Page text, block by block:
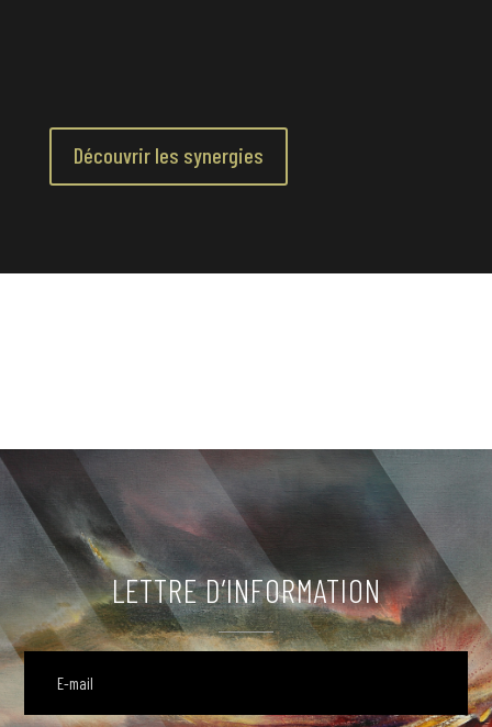
Découvrir les synergies
LETTRE D’INFORMATION